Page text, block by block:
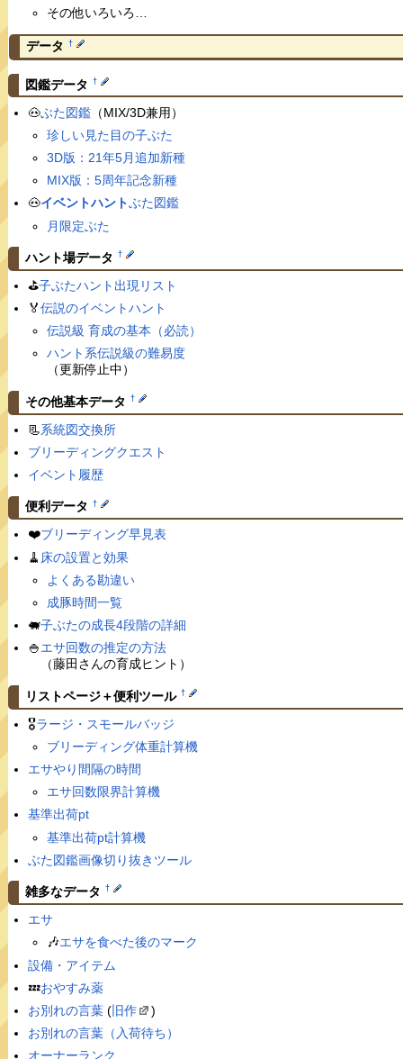
その他いろいろ…
データ †
図鑑データ †
🐽ぶた図鑑（MIX/3D兼用）
珍しい見た目の子ぶた
3D版：21年5月追加新種
MIX版：5周年記念新種
🐽イベントハントぶた図鑑
月限定ぶた
ハント場データ †
⛳️子ぶたハント出現リスト
🏅伝説のイベントハント
伝説級 育成の基本（必読）
ハント系伝説級の難易度
（更新停止中）
その他基本データ †
📃系統図交換所
ブリーディングクエスト
イベント履歴
便利データ †
❤️ブリーディング早見表
🧹 床の設置と効果
よくある勘違い
成豚時間一覧
🐖子ぶたの成長4段階の詳細
🍚エサ回数の推定の方法
（藤田さんの育成ヒント）
リストページ＋便利ツール †
🎖ラージ・スモールバッジ
ブリーディング体重計算機
エサやり間隔の時間
エサ回数限界計算機
基準出荷pt
基準出荷pt計算機
ぶた図鑑画像切り抜きツール
雑多なデータ †
エサ
🎶エサを食べた後のマーク
設備・アイテム
💤おやすみ薬
お別れの言葉(旧作
)
お別れの言葉（入荷待ち）
オーナーランク